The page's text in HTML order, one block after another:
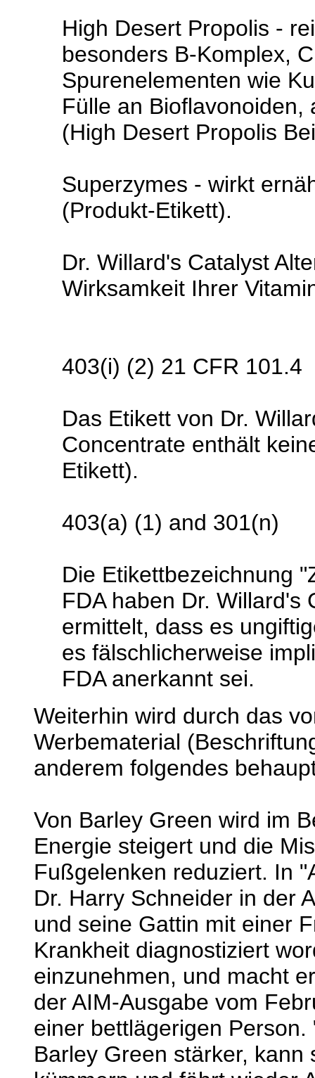
High Desert Propolis -
besonders B-Komplex,
Spurenelementen wie
Fülle an Bioflavonoiden,
(High Desert Propolis
Superzymes - wirkt
(Produkt-Etikett).
Dr. Willard's Catalyst
Wirksamkeit Ihrer
403(i) (2) 21 CFR 101.4
Das Etikett von Dr.
Concentrate enthält
Etikett).
403(a) (1) and 301(n)
Die Etikettbezeichnung
FDA haben Dr. Willard's
ermittelt, dass es
es fälschlicherweise
FDA anerkannt sei.
Weiterhin wird durch das
Werbematerial
anderem folgendes
Von Barley Green wird im
Energie steigert und die
Fußgelenken reduziert. In
Dr. Harry Schneider in der
und seine Gattin mit einer
Krankheit diagnostiziert
einzunehmen, und macht
der AIM-Ausgabe vom
einer bettlägerigen
Barley Green stärker,